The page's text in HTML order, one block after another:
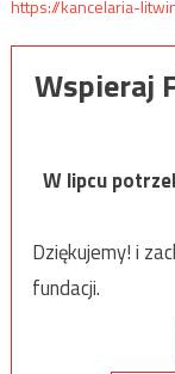
https://kancelaria-
Wspieraj
W lipcu
Dziękujemy! i
fundacji.